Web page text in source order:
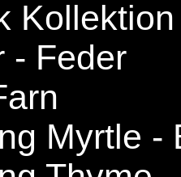
- Feder
Myrtle -